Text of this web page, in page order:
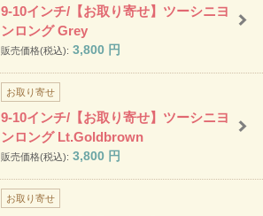
9-10インチ/【お取り寄せ】ツーシニヨ
ンロング Grey
販売価格(税込): 3,800 円
お取り寄せ
9-10インチ/【お取り寄せ】ツーシニヨ
ンロング Lt.Goldbrown
販売価格(税込): 3,800 円
お取り寄せ